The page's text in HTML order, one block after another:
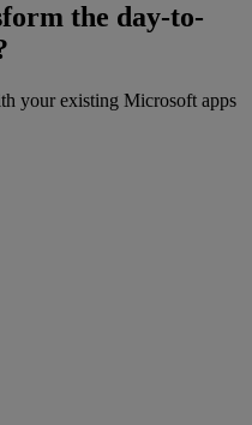
the day-to-
your existing Microsoft apps